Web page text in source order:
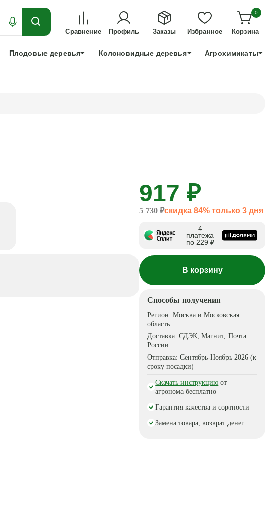
ДЛЯ ТЕХ, КТО УСПЕЕТ!
+7 991 898 83 30
Сравнение Профиль Заказы Избранное
0
Корзина
Плодовые деревья Колоновидные деревья Агрохимикаты
917 ₽
5 730 ₽скидка 84% только 3 дня
4
платежа
по 229 ₽
В корзину
Способы получения
Регион:Москва и Московская
область
Доставка:СДЭК, Магнит, Почта
России
Отправка:Сентябрь-Ноябрь 2026 (к
сроку посадки)
Скачать инструкцию от
агронома бесплатно
Гарантия качества и сортности
Замена товара, возврат денег